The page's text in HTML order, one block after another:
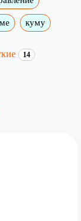
куму
14